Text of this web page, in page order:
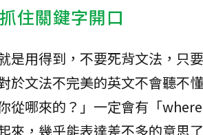
住關鍵字開口
是用得到，不要死背文法，只
於文法不完美的英文不會聽不
從哪來的？」一定會有「
來，幾乎能表達差不多的意思了